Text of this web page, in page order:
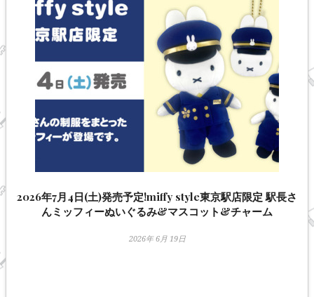
2026年7月4日(土)発売予定!miffy style東京駅店限定 駅長さ
んミッフィーぬいぐるみ&マスコット&チャーム
2026年 6月 19日